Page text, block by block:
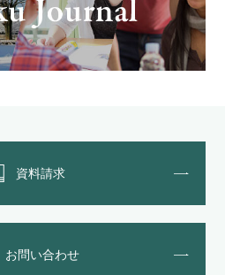
資料請求
お問い合わせ